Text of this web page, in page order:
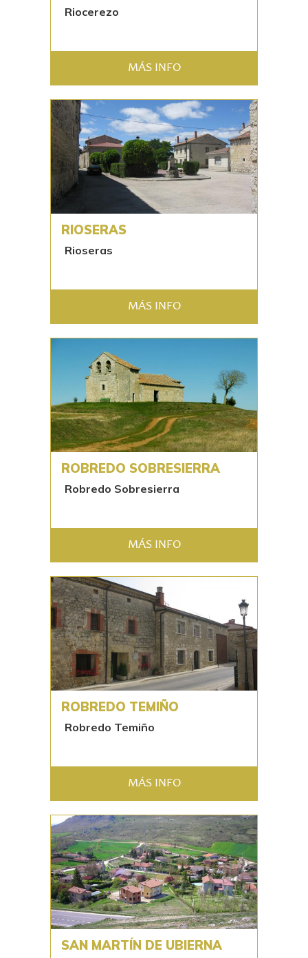
Riocerezo
MÁS INFO
RIOSERAS
Rioseras
MÁS INFO
ROBREDO SOBRESIERRA
Robredo Sobresierra
MÁS INFO
ROBREDO TEMIÑO
Robredo Temiño
MÁS INFO
SAN MARTÍN DE UBIERNA